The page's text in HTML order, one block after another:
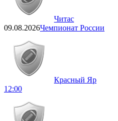
Читас
09.08.2026Чемпионат России
Красный Яр
12:00